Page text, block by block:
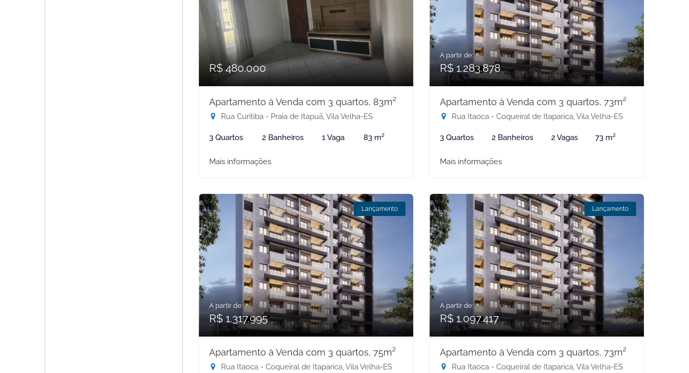
R$ 480.000
Apartamento à Venda com 3 quartos, 83m²
Rua Curitiba - Praia de Itapuã, Vila Velha-ES
3 Quartos 2 Banheiros 1 Vaga 83 m²
Mais informações
A partir de:
R$ 1.283.878
Apartamento à Venda com 3 quartos, 73m²
Rua Itaoca - Coqueiral de Itaparica, Vila Velha-ES
3 Quartos 2 Banheiros 2 Vagas 73 m²
Mais informações
Lançamento
A partir de:
R$ 1.317.995
Apartamento à Venda com 3 quartos, 75m²
Rua Itaoca - Coqueiral de Itaparica, Vila Velha-ES
Lançamento
A partir de:
R$ 1.097.417
Apartamento à Venda com 3 quartos, 73m²
Rua Itaoca - Coqueiral de Itaparica, Vila Velha-ES